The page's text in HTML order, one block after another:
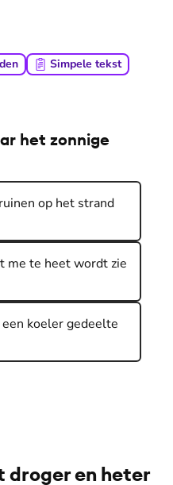
Simpele tekst
het zonnige
op het strand
me te heet wordt zie
koeler gedeelte
droger en heter